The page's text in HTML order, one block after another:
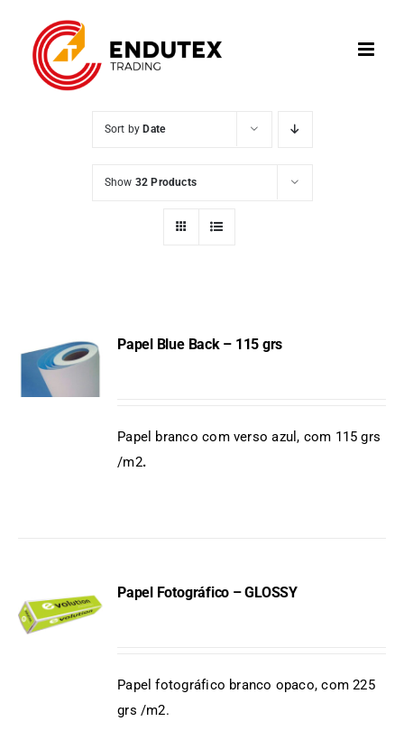
content
Sort by Date
Show 32 Products
Papel Blue Back – 115 grs
Papel branco com verso azul, com 115 grs
/m2.
Papel Fotográfico – GLOSSY
Papel fotográfico branco opaco, com 225
grs /m2.